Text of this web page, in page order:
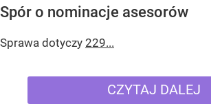
Spór o nominacje asesorów
Sprawa dotyczy 229...
CZYTAJ DALEJ